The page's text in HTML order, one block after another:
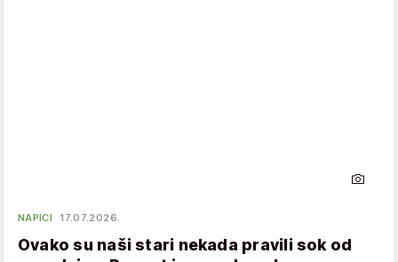
NAPICI 17.07.2026.
Ovako su naši stari nekada pravili sok od